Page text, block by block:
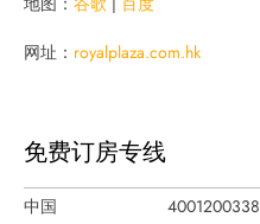
地图： 谷歌 百度
网址： royalplaza.com.hk
免费订房专线
中国
4001200338